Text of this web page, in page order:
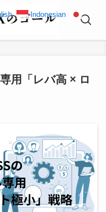
用「レバ高 × ロ
Indonesian